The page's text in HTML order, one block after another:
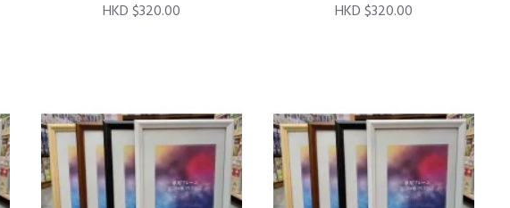
HKD $320.00 HKD $320.00